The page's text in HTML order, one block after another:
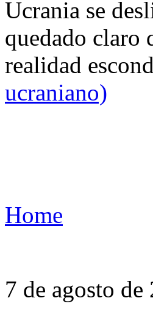
Ucrania se
quedado claro
realidad
ucraniano)
Home
7 de agosto